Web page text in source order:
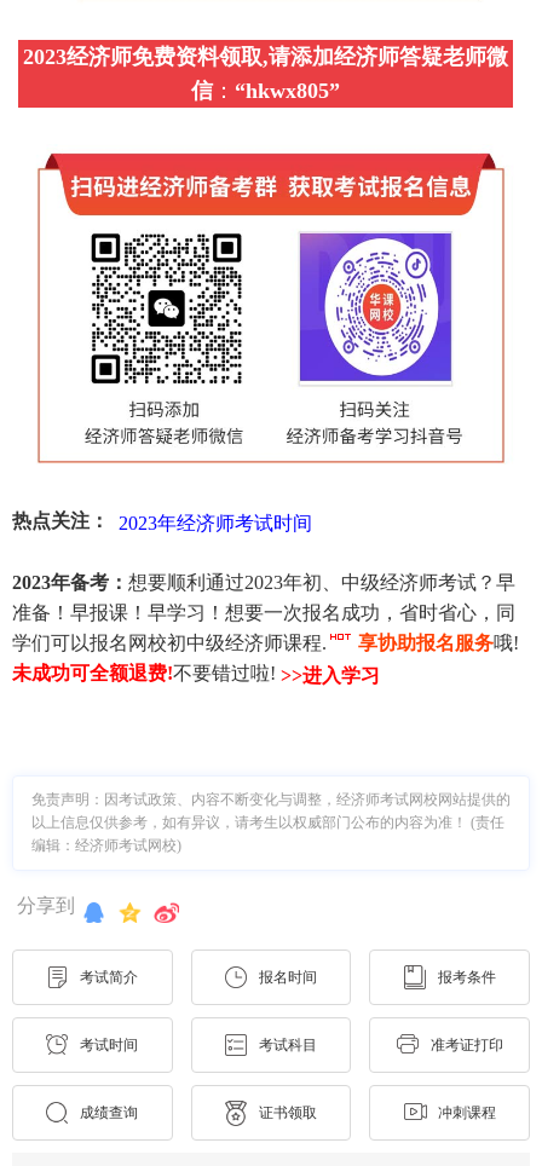
2023经济师免费资料领取,请添加经济师答疑老师微
信： “hkwx805”
热点关注： 2023年经济师考试时间
2023年备考： 想要顺利通过2023年初、中级经济师考试？早
准备！早报课！早学习！想要一次报名成功，省时省心，同
学们可以报名网校初中级经济师课程.
享协助报名服务哦!
未成功可全额退费!不要错过啦! >>进入学习
免责声明：因考试政策、内容不断变化与调整，经济师考试网校网站提供的
以上信息仅供参考，如有异议，请考生以权威部门公布的内容为准！ (责任
编辑：经济师考试网校)
分享到
考试简介 报名时间 报考条件
考试时间 考试科目 准考证打印
成绩查询 证书领取 冲刺课程